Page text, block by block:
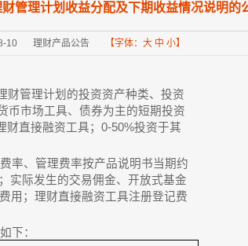
管理计划收益分配及下期收益情况说明的
10 理财产品公告 【字体： 大 中 小】
财管理计划的投资资产种类、投资
币市场工具、债券为主的短期投资
财直接融资工具；0-50%投资于其
率、管理费率按产品说明书当期约
实际发生的交易佣金、开放式基金
用；理财直接融资工具注册登记费
下：